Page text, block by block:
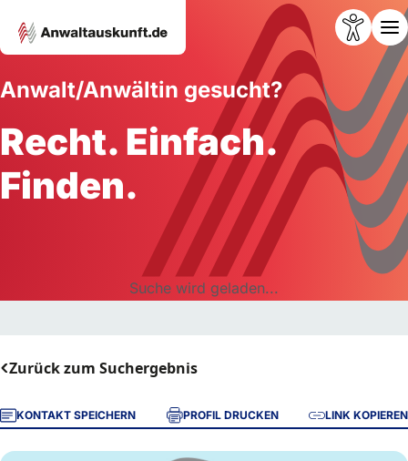
Anwalt/Anwältin gesucht?
Recht. Einfach.
Finden.
Suche wird geladen...
Zurück zum Suchergebnis
KONTAKT SPEICHERN PROFIL DRUCKEN LINK KOPIEREN